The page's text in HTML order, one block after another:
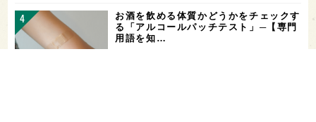
お酒を飲める体質かどうかをチェックす
る「アルコールパッチテスト」─【専門
用語を知…